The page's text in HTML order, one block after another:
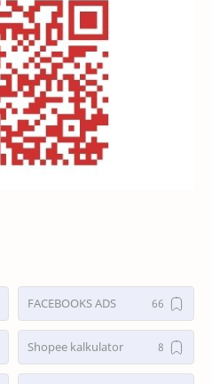
FACEBOOKS ADS
Shopee kalkulator